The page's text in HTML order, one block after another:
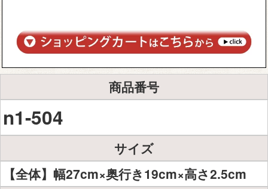
商品番号
n1-504
サイズ
【全体】幅27cm×奥行き19cm×高さ2.5cm